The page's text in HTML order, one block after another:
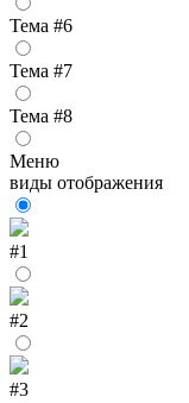
Тема #6
Тема #7
Тема #8
Меню
виды отображения
#1
#2
#3